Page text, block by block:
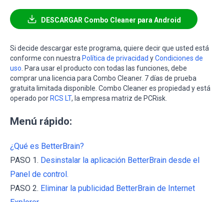
DESCARGAR Combo Cleaner para Android
Si decide descargar este programa, quiere decir que usted está
conforme con nuestra Política de privacidad yCondiciones de
uso . Para usar el producto con todas las funciones, debe
comprar una licencia para Combo Cleaner. 7 días de prueba
gratuita limitada disponible. Combo Cleaner es propiedad y está
operado porRCS LT, la empresa matriz de PCRisk.
Menú rápido:
¿Qué es BetterBrain?
PASO 1. Desinstalar la aplicación BetterBrain desde el
Panel de control.
PASO 2. Eliminar la publicidad BetterBrain de Internet